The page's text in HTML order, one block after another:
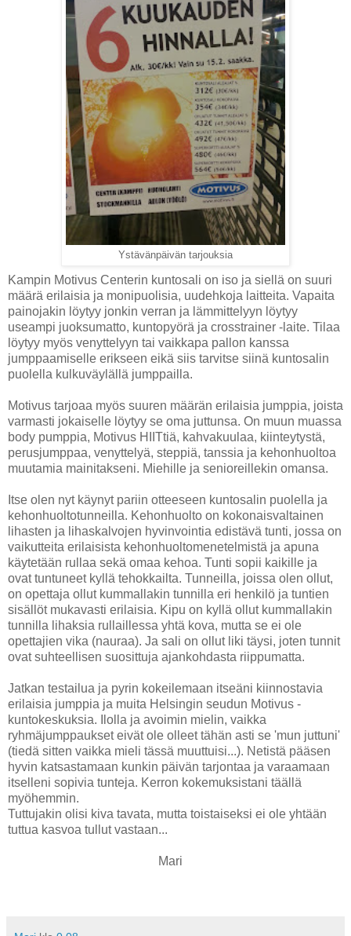
Ystävänpäivän tarjouksia
Kampin Motivus Centerin kuntosali on iso ja siellä on suuri
määrä erilaisia ja monipuolisia, uudehkoja laitteita. Vapaita
painojakin löytyy jonkin verran ja lämmittelyyn löytyy
useampi juoksumatto, kuntopyörä ja crosstrainer -laite. Tilaa
löytyy myös venyttelyyn tai vaikkapa pallon kanssa
jumppaamiselle erikseen eikä siis tarvitse siinä kuntosalin
puolella kulkuväylällä jumppailla.
Motivus tarjoaa myös suuren määrän erilaisia jumppia, joista
varmasti jokaiselle löytyy se oma juttunsa. On muun muassa
body pumppia, Motivus HIITtiä, kahvakuulaa, kiinteytystä,
perusjumppaa, venyttelyä, steppiä, tanssia ja kehonhuoltoa
muutamia mainitakseni. Miehille ja senioreillekin omansa.
Itse olen nyt käynyt pariin otteeseen kuntosalin puolella ja
kehonhuoltotunneilla. Kehonhuolto on kokonaisvaltainen
lihasten ja lihaskalvojen hyvinvointia edistävä tunti, jossa on
vaikutteita erilaisista kehonhuoltomenetelmistä ja apuna
käytetään rullaa sekä omaa kehoa. Tunti sopii kaikille ja
ovat tuntuneet kyllä tehokkailta. Tunneilla, joissa olen ollut,
on opettaja ollut kummallakin tunnilla eri henkilö ja tuntien
sisällöt mukavasti erilaisia. Kipu on kyllä ollut kummallakin
tunnilla lihaksia rullaillessa yhtä kova, mutta se ei ole
opettajien vika (nauraa). Ja sali on ollut liki täysi, joten tunnit
ovat suhteellisen suosittuja ajankohdasta riippumatta.
Jatkan testailua ja pyrin kokeilemaan itseäni kiinnostavia
erilaisia jumppia ja muita Helsingin seudun Motivus -
kuntokeskuksia. Ilolla ja avoimin mielin, vaikka
ryhmäjumppaukset eivät ole olleet tähän asti se 'mun juttuni'
(tiedä sitten vaikka mieli tässä muuttuisi...). Netistä pääsen
hyvin katsastamaan kunkin päivän tarjontaa ja varaamaan
itselleni sopivia tunteja. Kerron kokemuksistani täällä
myöhemmin.
Tuttujakin olisi kiva tavata, mutta toistaiseksi ei ole yhtään
tuttua kasvoa tullut vastaan...
Mari